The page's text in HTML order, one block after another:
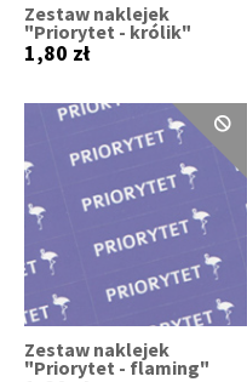
Zestaw naklejek
"Priorytet - królik"
1,80 zł
Zestaw naklejek
"Priorytet - flaming"